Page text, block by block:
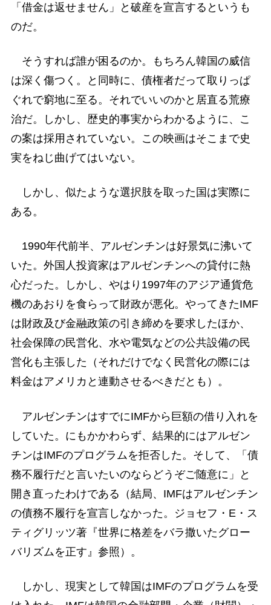
「借金は返せません」と破産を宣言するというも
のだ。
そうすれば誰が困るのか。もちろん韓国の威信
は深く傷つく。と同時に、債権者だって取りっぱ
ぐれで窮地に至る。それでいいのかと居直る荒療
治だ。しかし、歴史的事実からわかるように、こ
の案は採用されていない。この映画はそこまで史
実をねじ曲げてはいない。
しかし、似たような選択肢を取った国は実際に
ある。
1990年代前半、アルゼンチンは好景気に沸いて
いた。外国人投資家はアルゼンチンへの貸付に熱
心だった。しかし、やはり1997年のアジア通貨危
機のあおりを食らって財政が悪化。やってきたIMF
は財政及び金融政策の引き締めを要求したほか、
社会保障の民営化、水や電気などの公共設備の民
営化も主張した（それだけでなく民営化の際には
料金はアメリカと連動させるべきだとも）。
アルゼンチンはすでにIMFから巨額の借り入れを
していた。にもかかわらず、結果的にはアルゼン
チンはIMFのプログラムを拒否した。そして、「債
務不履行だと言いたいのならどうぞご随意に」と
開き直ったわけである（結局、IMFはアルゼンチン
の債務不履行を宣言しなかった。ジョセフ・E・ス
ティグリッツ著『世界に格差をバラ撒いたグロー
バリズムを正す』参照）。
しかし、現実として韓国はIMFのプログラムを受